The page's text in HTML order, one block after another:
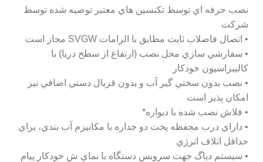
نصب حرفه اي توسط تكنسين هاي معتبر توصيه شده توسط
شركت
• اتصال فاضلاب ثابت مطابق با الزامات SVGW مجاز است
• سفارشي سازي محل نصب (ارتفاع از سطح دريا) با
كاليبراسيون خودكار
• نصب بدون سختي گير آب و بدون قربال دستي اضافي نيز
امكان پذير است
• فلاش نصب شده با ديواره*
• داراي درب محفظه پخت دو جداره با مكانيزم آب بندي، براي
حداقل اتلاف انرژي
• سيستم دياگ جهت سرويس دستگاه با نماي ش خودكار پيام